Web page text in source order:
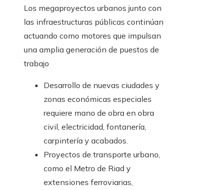
Los megaproyectos urbanos junto con
las infraestructuras públicas continúan
actuando como motores que impulsan
una amplia generación de puestos de
trabajo
Desarrollo de nuevas ciudades y
zonas económicas especiales
requiere mano de obra en obra
civil, electricidad, fontanería,
carpintería y acabados.
Proyectos de transporte urbano,
como el Metro de Riad y
extensiones ferroviarias,